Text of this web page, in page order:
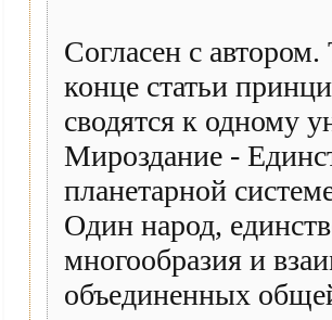
Согласен с
конце статьи
сводятся к одному
Мироздание -
планетарной
Один народ,
многообразия и
объединенных